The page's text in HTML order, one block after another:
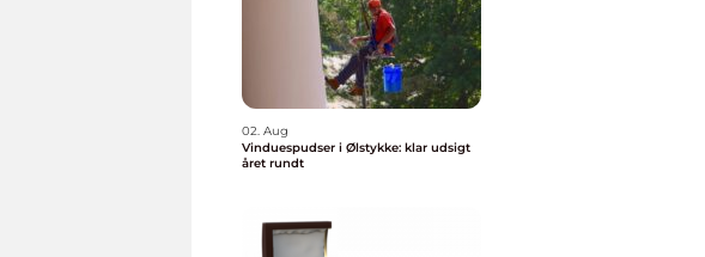
02. Aug
Vinduespudser i Ølstykke: klar udsigt
året rundt